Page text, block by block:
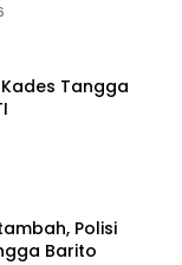
Tangga
Polisi
Barito